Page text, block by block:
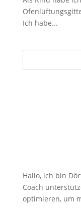
Ich habe...
Hallo, ich bin
Coach
optimieren, um